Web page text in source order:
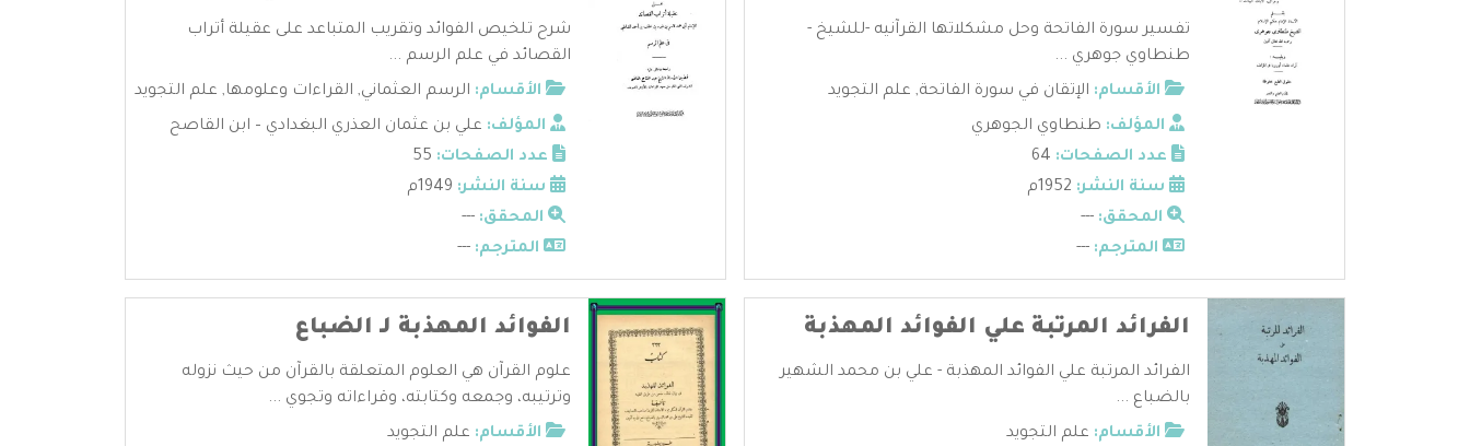
تفسير سورة الفاتحة وحل مشكلاتها القرآنيه -للشيخ -
طنطاوي جوهري ...
الأقسام: الإتقان في سورة الفاتحة, علم التجويد
المؤلف: طنطاوي الجوهري
عدد الصفحات:
سنة النشر:
المحقق: ---
المترجم: ---
شرح تلخيص الفوائد وتقريب المتباعد على عقيلة أتراب
القصائد في علم الرسم ...
الأقسام: الرسم العثماني, القراءات وعلومها, علم التجويد
المؤلف: علي بن عثمان العذري البغدادي – ابن القاصح
عدد الصفحات:
سنة النشر:
المحقق: ---
المترجم: ---
الفرائد المرتبة علي الفوائد المهذبة
الفرائد المرتبة علي الفوائد المهذبة - علي بن محمد الشهير
بالضباع ...
الأقسام: علم التجويد
الفوائد المهذبة لـ الضباع
علوم القرآن هي العلوم المتعلقة بالقرآن من حيث نزوله
وترتيبه، وجمعه وكتابته، وقراءاته وتجوي ...
الأقسام: علم التجويد